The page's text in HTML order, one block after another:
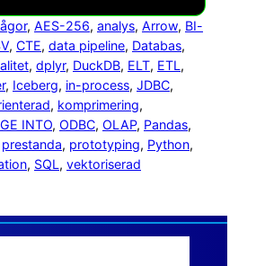
, AES-256, analys, Arrow, BI-
, CTE, data pipeline, Databas
, dplyr, DuckDB, ELT, ETL
, Iceberg, in-process, JDBC
, komprimering
INTO, ODBC, OLAP, Pandas
prestanda, prototyping, Python
, SQL, vektoriserad